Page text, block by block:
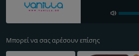
Μπορεί να σας αρέσουν επίσης